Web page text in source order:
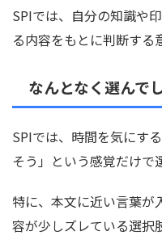
SPIでは、自分の知識や
る内容をもとに判断する
なんとなく選んで
SPIでは、時間を気にす
そう」という感覚だけで
特に、本文に近い言葉が
容が少しズレている選択